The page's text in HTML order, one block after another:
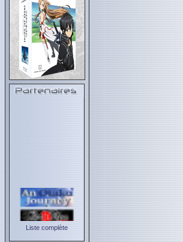
Liste complète